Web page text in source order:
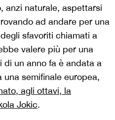
anzi naturale, aspettarsi
ad andare per una
sfavoriti chiamati a
valere più per una
un anno fa è andata a
semifinale europea,
agli ottavi, la
Jokic.